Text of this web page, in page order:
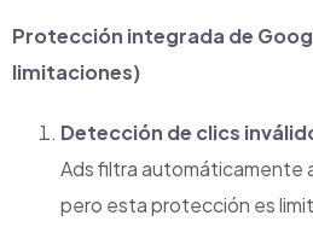
Protección integrada de
limitaciones)
Detección de clics
Ads filtra automáticamente
pero esta protección es